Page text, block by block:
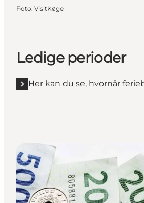
Foto: VisitKøge
Ledige perioder
Her kan du se, hvornår